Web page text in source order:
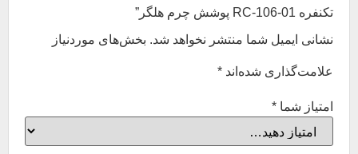
تکنفره RC-106-01 پوشش چرم هلگر”
نشانی ایمیل شما منتشر نخواهد شد. بخش‌های موردنیاز
علامت‌گذاری شده‌اند*
امتیاز شما*